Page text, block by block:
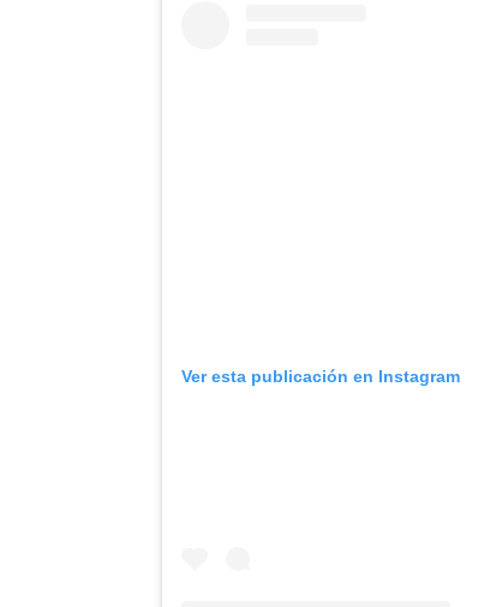
Ver esta publicación en Instagram